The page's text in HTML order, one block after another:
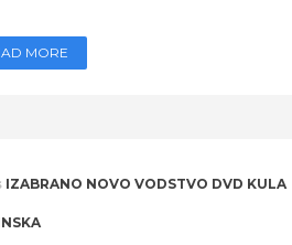
MORE
IZABRANO NOVO VODSTVO DVD KULA